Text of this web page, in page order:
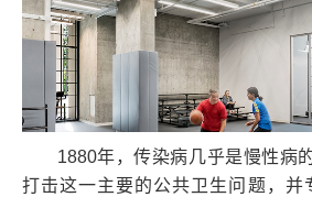
1880年，传染病几乎是慢性病
打击这一主要的公共卫生问题，并